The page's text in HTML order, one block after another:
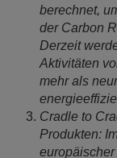
berechnet,
der Carbon
Derzeit
Aktivitäten
mehr als
Cradle to
Produkten: